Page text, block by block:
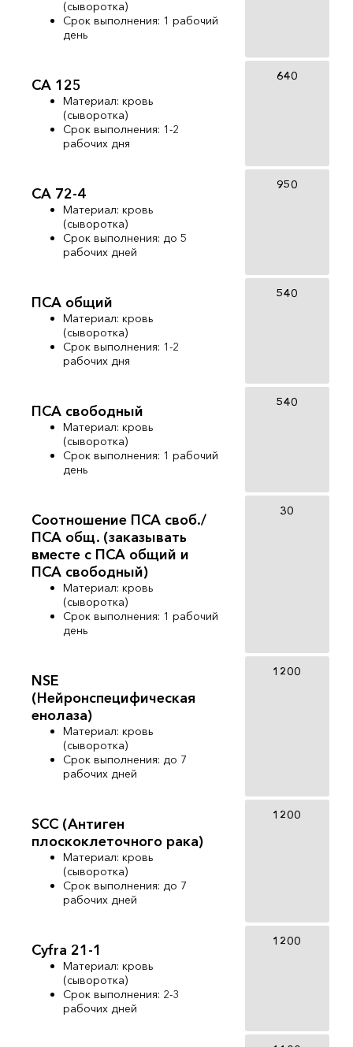
(сыворотка)
Срок выполнения: 1 рабочий
день
СА 125
Материал: кровь
(сыворотка)
Срок выполнения: 1-2
рабочих дня
640
СА 72-4
Материал: кровь
(сыворотка)
Срок выполнения: до 5
рабочих дней
950
ПСА общий
Материал: кровь
(сыворотка)
Срок выполнения: 1-2
рабочих дня
540
ПСА свободный
Материал: кровь
(сыворотка)
Срок выполнения: 1 рабочий
день
540
Соотношение ПСА своб./
ПСА общ. (заказывать
вместе с ПСА общий и
ПСА свободный)
Материал: кровь
(сыворотка)
Срок выполнения: 1 рабочий
день
30
NSE
(Нейронспецифическая
енолаза)
Материал: кровь
(сыворотка)
Срок выполнения: до 7
рабочих дней
1200
SCC (Антиген
плоскоклеточного рака)
Материал: кровь
(сыворотка)
Срок выполнения: до 7
рабочих дней
1200
Cyfra 21-1
Материал: кровь
(сыворотка)
Срок выполнения: 2-3
рабочих дней
1200